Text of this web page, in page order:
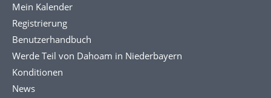
Mein Kalender
Registrierung
Benutzerhandbuch
Werde Teil von Dahoam in Niederbayern
Konditionen
News